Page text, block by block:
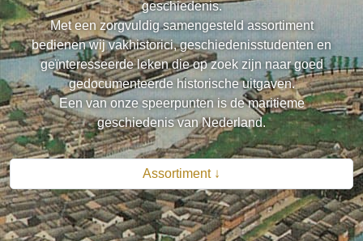
geschiedenis.
Met een zorgvuldig samengesteld assortiment
bedienen wij vakhistorici, geschiedenisstudenten en
geïnteresseerde leken die op zoek zijn naar goed
gedocumenteerde historische uitgaven.
Een van onze speerpunten is de maritieme
geschiedenis van Nederland.
Assortiment ↓